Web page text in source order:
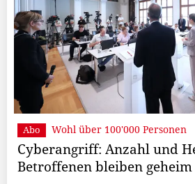
Abo Wohl über 100'000 Personen
Cyberangriff: Anzahl und
Betroffenen bleiben geheim